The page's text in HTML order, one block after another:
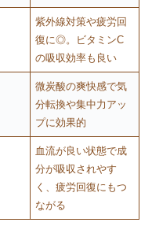
紫外線対策や疲労回
復に◎。ビタミンC
の吸収効率も良い
微炭酸の爽快感で気
分転換や集中力アッ
プに効果的
血流が良い状態で成
分が吸収されやす
く、疲労回復にもつ
ながる